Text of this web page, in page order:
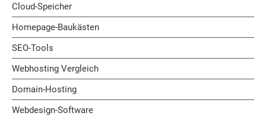
Cloud-Speicher
Homepage-Baukästen
SEO-Tools
Webhosting Vergleich
Domain-Hosting
Webdesign-Software